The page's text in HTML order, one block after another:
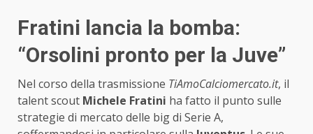
Fratini lancia la bomba:
“Orsolini pronto per la Juve”
Nel corso della trasmissione TiAmoCalciomercato.it, il
talent scout Michele Fratini ha fatto il punto sulle
strategie di mercato delle big di Serie A,